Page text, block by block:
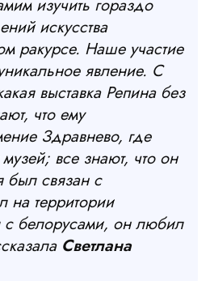
изучить гораздо
искусства
ракурсе. Наше участие
явление. С
выставка Репина без
что ему
Здравнево, где
все знают, что он
был связан с
на территории
белорусами, он любил
Светлана